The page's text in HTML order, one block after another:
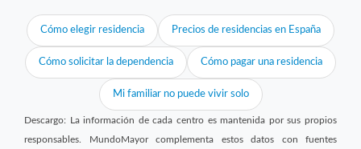
Cómo elegir residencia Precios de residencias en España
Cómo solicitar la dependencia Cómo pagar una residencia
Mi familiar no puede vivir solo
Descargo: La información de cada centro es mantenida por sus propios
responsables. MundoMayor complementa estos datos con fuentes